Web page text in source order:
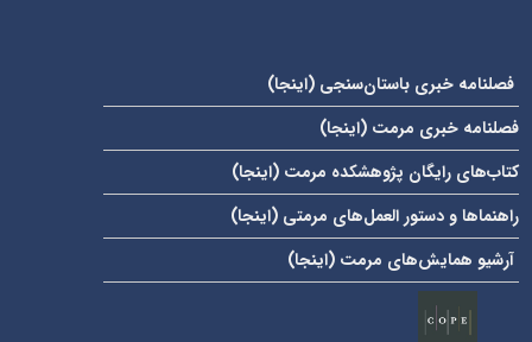
فصلنامه خبری باستان‌سنجی ( اینجا)
فصلنامه خبری مرمت ( اینجا)
کتاب‌های رایگان پژوهشکده مرمت ( اینجا)
راهنماها و دستور العمل‌های مرمتی ( اینجا)
آرشیو همایش‌های مرمت ( اینجا)